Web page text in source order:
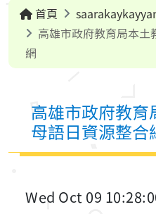
首頁
高雄市政府教育局本
網
高雄市政府教
母語日資源整合
Wed Oct 09